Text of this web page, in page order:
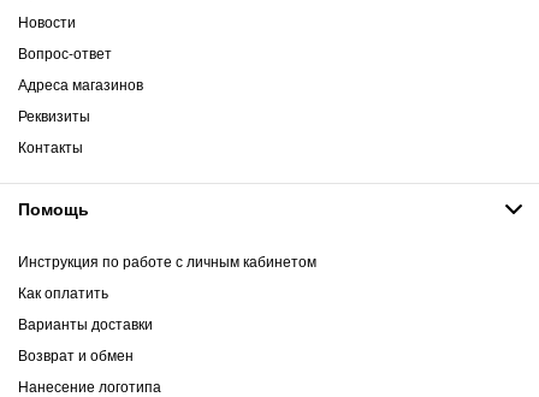
Новости
Вопрос-ответ
Адреса магазинов
Реквизиты
Контакты
Помощь
Инструкция по работе с личным кабинетом
Как оплатить
Варианты доставки
Возврат и обмен
Нанесение логотипа